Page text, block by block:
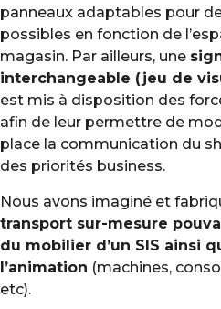
panneaux adaptables pour
possibles en fonction de
magasin. Par ailleurs, une
interchangeable (jeu de
est mis à disposition des
afin de leur permettre de
place la communication du
des priorités business.
Nous avons imaginé et
transport sur-mesure
du mobilier d’un SIS ainsi
l’animation (machines,
etc).